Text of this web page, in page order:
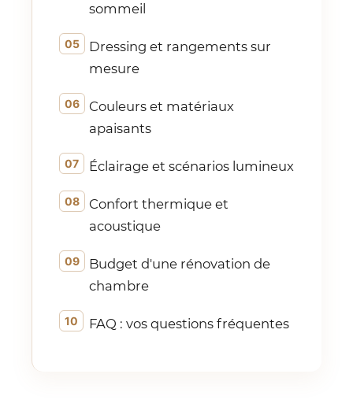
sommeil
Dressing et rangements sur
mesure
Couleurs et matériaux
apaisants
Éclairage et scénarios lumineux
Confort thermique et
acoustique
Budget d'une rénovation de
chambre
FAQ : vos questions fréquentes